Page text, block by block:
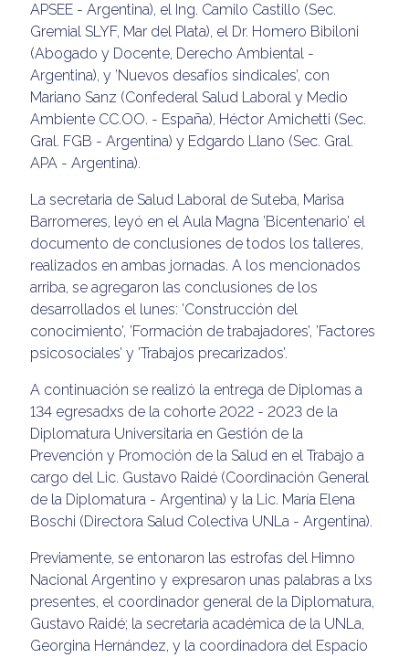
APSEE - Argentina), el Ing. Camilo Castillo (Sec.
Gremial SLYF, Mar del Plata), el Dr. Homero Bibiloni
(Abogado y Docente, Derecho Ambiental -
Argentina), y ’Nuevos desafíos sindicales’, con
Mariano Sanz (Confederal Salud Laboral y Medio
Ambiente CC.OO. - España), Héctor Amichetti (Sec.
Gral. FGB - Argentina) y Edgardo Llano (Sec. Gral.
APA - Argentina).
La secretaria de Salud Laboral de Suteba, Marisa
Barromeres, leyó en el Aula Magna ’Bicentenario’ el
documento de conclusiones de todos los talleres,
realizados en ambas jornadas. A los mencionados
arriba, se agregaron las conclusiones de los
desarrollados el lunes: ’Construcción del
conocimiento’, ’Formación de trabajadores’, ’Factores
psicosociales’ y ’Trabajos precarizados’.
A continuación se realizó la entrega de Diplomas a
134 egresadxs de la cohorte 2022 - 2023 de la
Diplomatura Universitaria en Gestión de la
Prevención y Promoción de la Salud en el Trabajo a
cargo del Lic. Gustavo Raidé (Coordinación General
de la Diplomatura - Argentina) y la Lic. María Elena
Boschi (Directora Salud Colectiva UNLa - Argentina).
Previamente, se entonaron las estrofas del Himno
Nacional Argentino y expresaron unas palabras a lxs
presentes, el coordinador general de la Diplomatura,
Gustavo Raidé; la secretaria académica de la UNLa,
Georgina Hernández, y la coordinadora del Espacio